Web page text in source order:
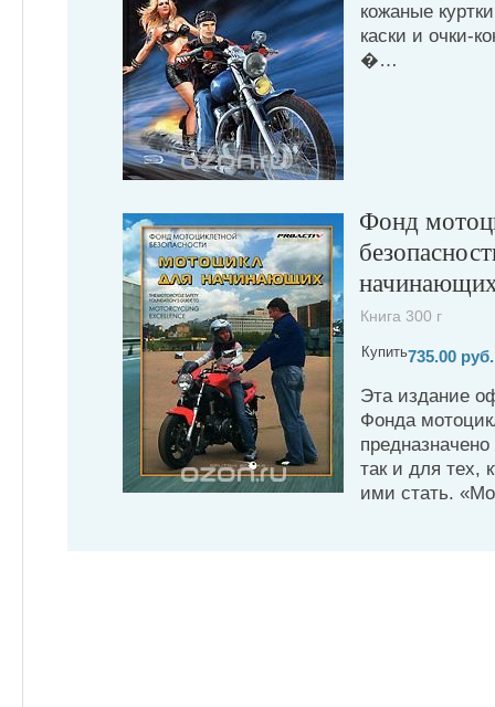
кожаные
каски и очки-
�…
Фонд
Книга 300 г
Купить735.00 руб.
Эта издание
Фонда
так и для тех,
ими стать.